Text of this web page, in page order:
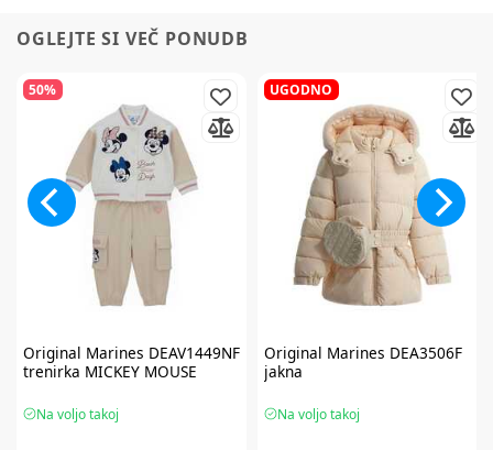
OGLEJTE SI VEČ PONUDB
50%
Original Marines DEAV1449NF
trenirka MICKEY MOUSE
Na voljo takoj
UGODNO
Original Marines DEA3506F
jakna
Na voljo takoj